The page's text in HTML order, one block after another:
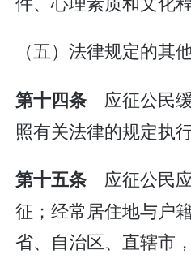
（五）法律规定的其
第十四条 应征公民
照有关法律的规定执行
第十五条 应征公民
征；经常居住地与户
省、自治区、直辖市